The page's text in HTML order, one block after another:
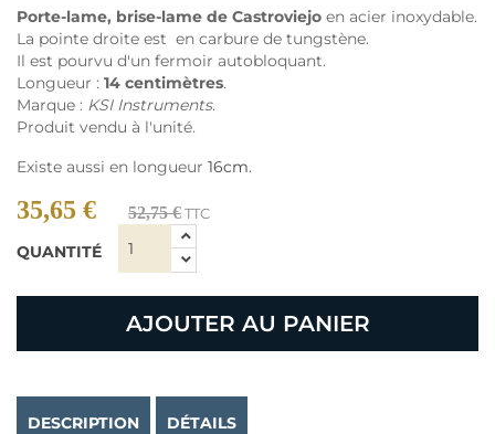
Porte-lame, brise-lame de Castroviejo en acier inoxydable.
La pointe droite est en carbure de tungstène.
Il est pourvu d'un fermoir autobloquant.
Longueur : 14 centimètres.
Marque : KSI Instruments.
Produit vendu à l'unité.
Existe aussi en longueur 16cm.
35,65 € 52,75 €TTC
QUANTITÉ
AJOUTER AU PANIER
DESCRIPTION DÉTAILS